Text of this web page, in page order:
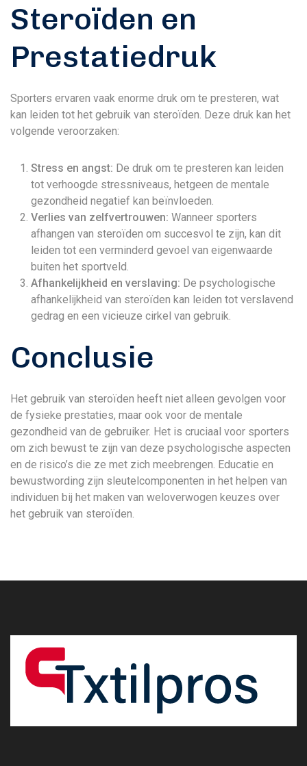
Steroïden en
Prestatiedruk
Sporters ervaren vaak enorme druk om te presteren, wat
kan leiden tot het gebruik van steroïden. Deze druk kan het
volgende veroorzaken:
Stress en angst: De druk om te presteren kan leiden
tot verhoogde stressniveaus, hetgeen de mentale
gezondheid negatief kan beïnvloeden.
Verlies van zelfvertrouwen: Wanneer sporters
afhangen van steroïden om succesvol te zijn, kan dit
leiden tot een verminderd gevoel van eigenwaarde
buiten het sportveld.
Afhankelijkheid en verslaving: De psychologische
afhankelijkheid van steroïden kan leiden tot verslavend
gedrag en een vicieuze cirkel van gebruik.
Conclusie
Het gebruik van steroïden heeft niet alleen gevolgen voor
de fysieke prestaties, maar ook voor de mentale
gezondheid van de gebruiker. Het is cruciaal voor sporters
om zich bewust te zijn van deze psychologische aspecten
en de risico’s die ze met zich meebrengen. Educatie en
bewustwording zijn sleutelcomponenten in het helpen van
individuen bij het maken van weloverwogen keuzes over
het gebruik van steroïden.